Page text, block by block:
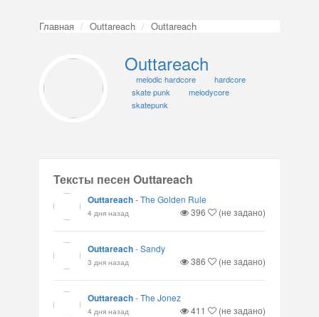
Главная Outtareach Outtareach
Outtareach
melodic hardcore
hardcore
skate punk
melodycore
skatepunk
Тексты песен Outtareach
Outtareach-The Golden Rule
4 дня назад 396 (не задано)
Outtareach-Sandy
3 дня назад 386 (не задано)
Outtareach-The Jonez
4 дня назад 411 (не задано)